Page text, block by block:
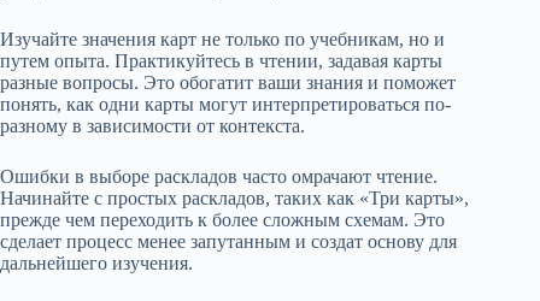
Изучайте значения карт не только по учебникам, но и
путем опыта. Практикуйтесь в чтении, задавая карты
разные вопросы. Это обогатит ваши знания и поможет
понять, как одни карты могут интерпретироваться по-
разному в зависимости от контекста.
Ошибки в выборе раскладов часто омрачают чтение.
Начинайте с простых раскладов, таких как «Три карты»,
прежде чем переходить к более сложным схемам. Это
сделает процесс менее запутанным и создат основу для
дальнейшего изучения.